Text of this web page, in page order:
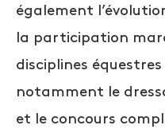
également
la participation
disciplines
notamment le
et le concours